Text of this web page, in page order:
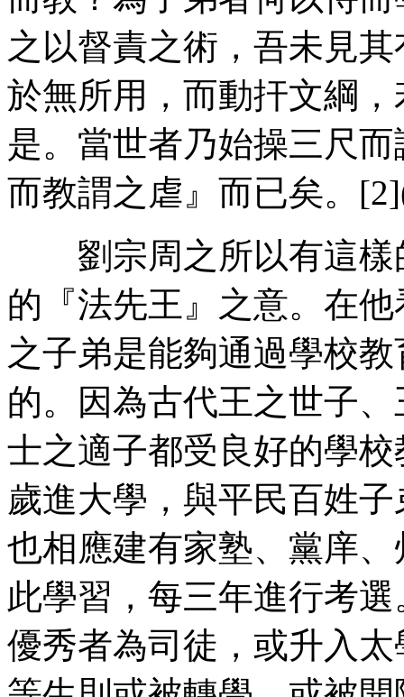
之以督責之術，吾未見
於無所用，而動扞文綱
是。當世者乃始操三尺
而教謂之虐』而已矣。
劉宗周之所以有這樣
的『法先王』之意。在
之子弟是能夠通過學校
的。因為古代王之世子
士之適子都受良好的學
歲進大學，與平民百姓
也相應建有家塾、黨庠
此學習，每三年進行考
優秀者為司徒，或升入